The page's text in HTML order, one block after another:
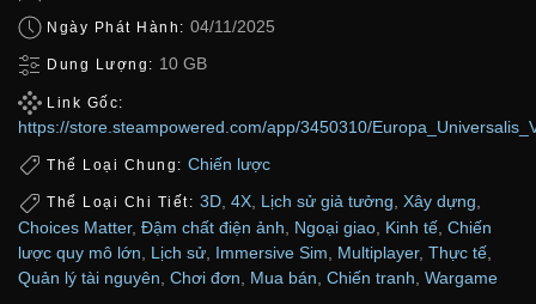
Ngày Phát Hành: 04/11/2025
Dung Lượng: 10 GB
Link Gốc:
https://store.steampowered.com/app/3450310/
Thể Loại Chung: Chiến lược
Thể Loại Chi Tiết: 3D, 4X, Lịch sử giả tưởng, Xây dựng,
Choices Matter, Đậm chất điện ảnh Ngoại giao Kinh tế Chiến
lược quy mô lớn
Lịch sử Immersive Sim Multiplayer, Thực tế
Quản lý tài nguyên Chơi đơn Mua bán Chiến tranh Wargame